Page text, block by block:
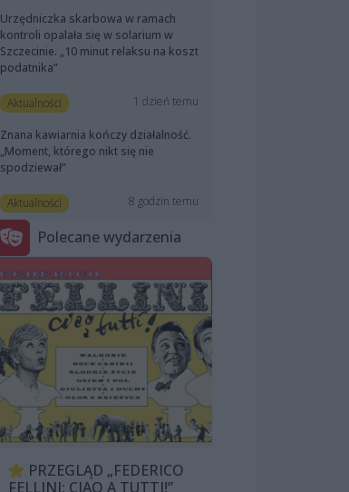
Urzędniczka skarbowa w ramach
kontroli opalała się w solarium w
Szczecinie. „10 minut relaksu na koszt
podatnika”
Aktualności 1 dzień temu
Znana kawiarnia kończy działalność.
„Moment, którego nikt się nie
spodziewał”
Aktualności 8 godzin temu
Polecane wydarzenia
PRZEGLĄD „FEDERICO
FELLINI: CIAO A TUTTI!”